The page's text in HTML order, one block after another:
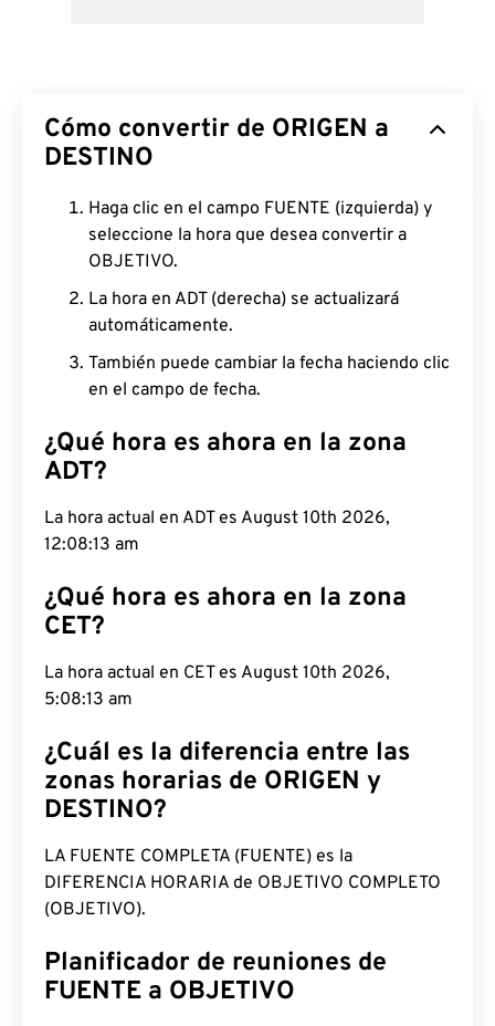
Cómo convertir de ORIGEN a
DESTINO
Haga clic en el campo FUENTE (izquierda) y
seleccione la hora que desea convertir a
OBJETIVO.
La hora en ADT (derecha) se actualizará
automáticamente.
También puede cambiar la fecha haciendo clic
en el campo de fecha.
¿Qué hora es ahora en la zona
ADT?
La hora actual en ADT es August 10th 2026,
12:08:14 am
¿Qué hora es ahora en la zona
CET?
La hora actual en CET es August 10th 2026,
5:08:14 am
¿Cuál es la diferencia entre las
zonas horarias de ORIGEN y
DESTINO?
LA FUENTE COMPLETA (FUENTE) es la
DIFERENCIA HORARIA de OBJETIVO COMPLETO
(OBJETIVO).
Planificador de reuniones de
FUENTE a OBJETIVO